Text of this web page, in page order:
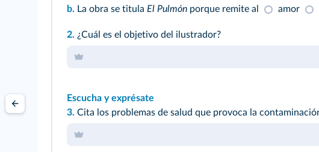
b. La obra se titula El Pulmón porque remite al amor
2. ¿Cuál es el objetivo del ilustrador?
Escucha y exprésate
3. Cita los problemas de salud que provoca la